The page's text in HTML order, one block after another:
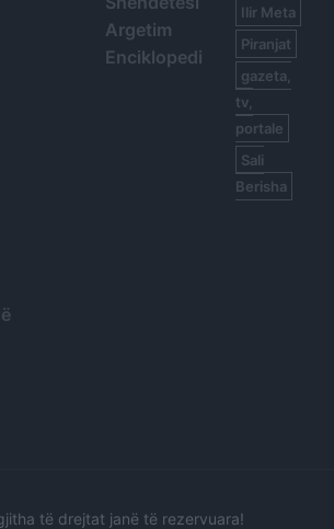
Argetim
Enciklopedi
Ilir Meta
Piranjat
gazeta,
tv,
portale
Sali
Berisha
të drejtat janë të rezervuara!